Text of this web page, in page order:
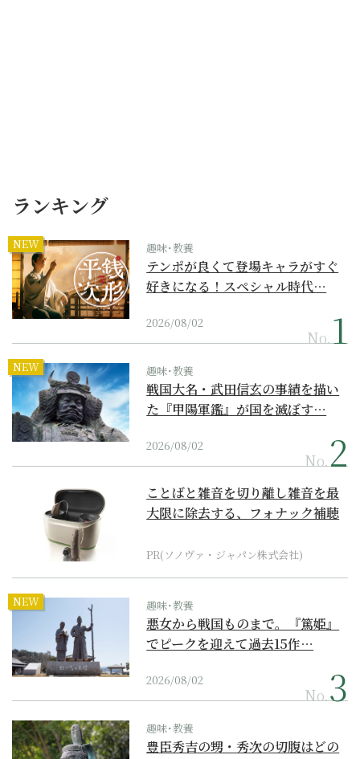
ランキング
NEW 趣味･教養
テンポが良くて登場キャラがすぐ
好きになる！スペシャル時代…
2026/08/02
No.
NEW 趣味･教養
戦国大名・武田信玄の事績を描い
た『甲陽軍鑑』が国を滅ぼす…
2026/08/02
No.
ことばと雑音を切り離し雑音を最
大限に除去する、フォナック補聴
PR(ソノヴァ・ジャパン株式会社)
NEW 趣味･教養
悪女から戦国ものまで。『篤姫』
でピークを迎えて過去15作…
2026/08/02
No.
趣味･教養
豊臣秀吉の甥・秀次の切腹はどの